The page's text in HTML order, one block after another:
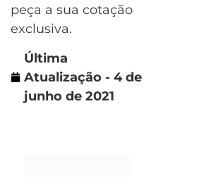
peça a sua cotação
exclusiva.
Última
Atualização - 4 de
junho de 2021